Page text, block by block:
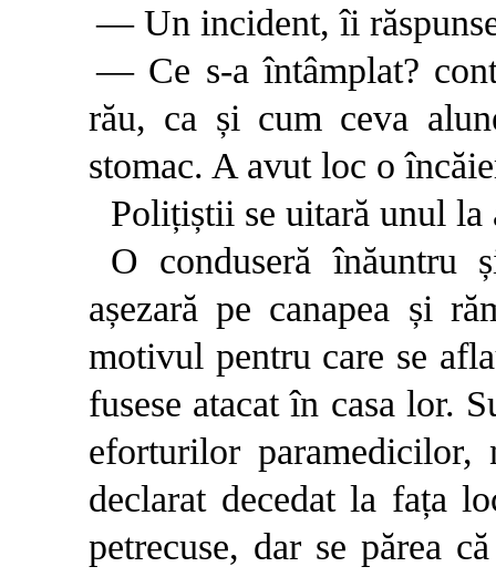
— Un incident, îi
— Ce s-a întâmplat?
rău, ca și cum ceva
stomac. A avut loc o
Polițiștii se uitară unul
O conduseră
așezară pe canapea și
motivul pentru care se
fusese atacat în casa lor.
eforturilor paramedicilor,
declarat decedat la fața
petrecuse, dar se părea